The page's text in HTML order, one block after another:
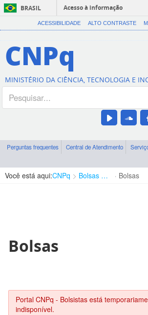
BRASIL
Acesso à informação
ACESSIBILIDADE ALTO CONTRASTE
CNPq
MINISTÉRIO DA CIÊNCIA, TECNOLOGIA E
Perguntas frequentes Central de Atendimento
Você está aqui:CNPq Bolsas e Auxílios Vigentes Bolsas
Bolsas
Portal CNPq - Bolsistas está
indisponível.